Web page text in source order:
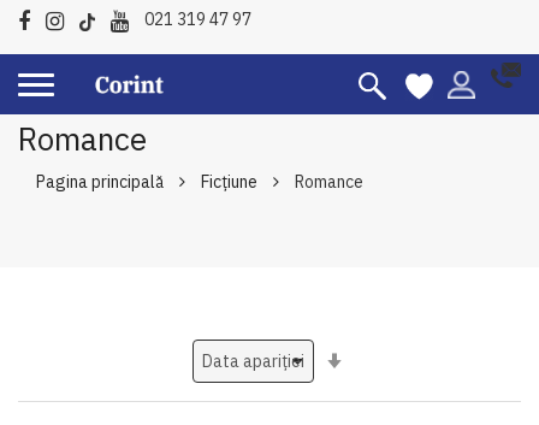
021 319 47 97
Romance
Pagina principală Ficțiune Romance